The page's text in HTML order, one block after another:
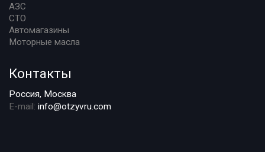
АЗС
СТО
Автомагазины
Моторные масла
Контакты
Россия, Москва
E-mail: info@otzyvru.com